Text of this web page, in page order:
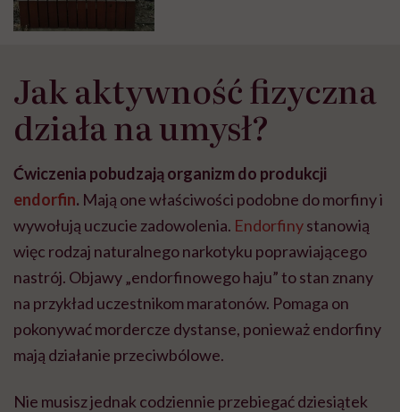
Jak aktywność fizyczna
działa na umysł?
Ćwiczenia pobudzają organizm do produkcji
endorfin. Mają one właściwości podobne do morfiny i
wywołują uczucie zadowolenia. Endorfinystanowią
więc rodzaj naturalnego narkotyku poprawiającego
nastrój. Objawy „endorfinowego haju” to stan znany
na przykład uczestnikom maratonów. Pomaga on
pokonywać mordercze dystanse, ponieważ endorfiny
mają działanie przeciwbólowe.
Nie musisz jednak codziennie przebiegać dziesiątek